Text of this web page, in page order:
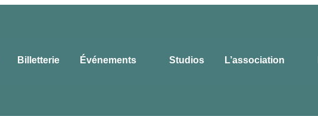
Billetterie Événements Studios L’association